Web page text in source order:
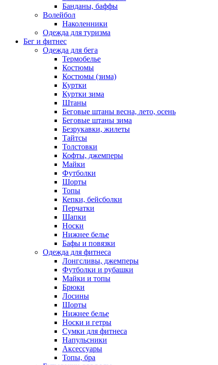
Банданы, баффы
Волейбол
Наколенники
Одежда для туризма
Бег и фитнес
Одежда для бега
Термобелье
Костюмы
Костюмы (зима)
Куртки
Куртки зима
Штаны
Беговые штаны весна, лето, осень
Беговые штаны зима
Безрукавки, жилеты
Тайтсы
Толстовки
Кофты, джемперы
Майки
Футболки
Шорты
Топы
Кепки, бейсболки
Перчатки
Шапки
Носки
Нижнее белье
Бафы и повязки
Одежда для фитнеса
Лонгсливы, джемперы
Футболки и рубашки
Майки и топы
Брюки
Лосины
Шорты
Нижнее белье
Носки и гетры
Сумки для фитнеса
Напульсники
Аксессуары
Топы, бра